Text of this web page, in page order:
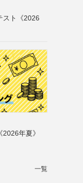
スト《2026
年夏》
一覧